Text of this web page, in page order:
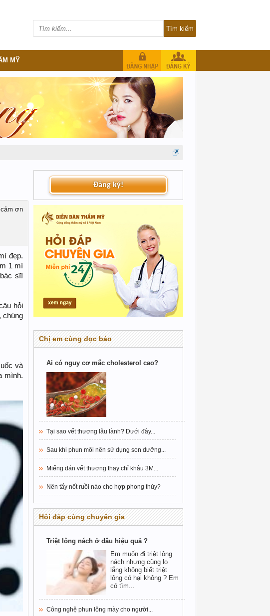
ơn
đẹp.
1 mí
sĩ!
hỏi
chúng
và
mình.
Đăng ký!
Chị em cùng đọc báo
Ai có nguy cơ mắc cholesterol cao?
Tại sao vết thương lâu lành? Dưới đây...
Sau khi phun môi nên sử dụng son dưỡng...
Miếng dán vết thương thay chỉ khâu 3M...
Nên tẩy nốt ruồi nào cho hợp phong thủy?
Hỏi đáp cùng chuyên gia
Triệt lông nách ở đâu hiệu quả ?
Em muốn đi triệt lông
nách nhưng cũng lo
lắng không biết triệt
lông có hại không ? Em
có tìm...
Công nghệ phun lông mày cho người...
MỸ